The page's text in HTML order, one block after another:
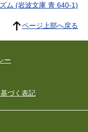
ム (岩波文庫 青 640-1)
ページ上部へ戻る
ー
づく表記